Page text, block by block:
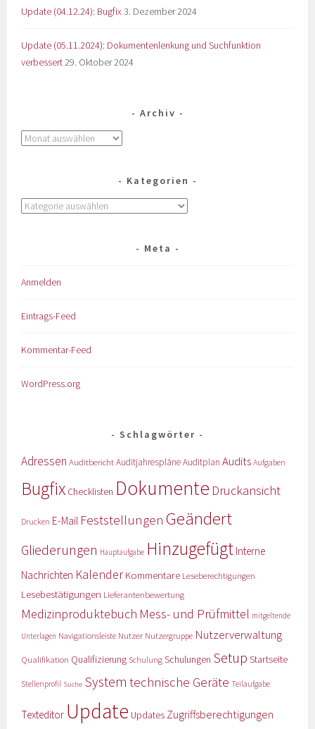
Update (04.12.24): Bugfix3. Dezember 2024
Update (05.11.2024): Dokumentenlenkung und Suchfunktion
verbessert29. Oktober 2024
Archiv
Kategorien
Meta
Anmelden
Eintrags-Feed
Kommentar-Feed
WordPress.org
Schlagwörter
Adressen AuditberichtAuditjahrespläneAuditplan Audits Aufgaben
Bugfix Checklisten Dokumente Druckansicht
Drucken E-Mail Feststellungen Geändert
Gliederungen Hauptaufgabe Hinzugefügt Interne
Nachrichten KalenderKommentare Leseberechtigungen
Lesebestätigungen Lieferantenbewertung
Medizinproduktebuch Mess- und Prüfmittel mitgeltende
Unterlagen Navigationsleiste Nutzer Nutzergruppe Nutzerverwaltung
Qualifikation Qualifizierung Schulung Schulungen Setup Startseite
Stellenprofil Suche System technische Geräte Teilaufgabe
Texteditor Update Updates Zugriffsberechtigungen